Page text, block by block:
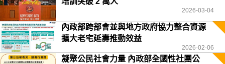
2026-03-04
內政部跨部會並與地方政府協力整合資源
擴大老宅延壽推動效益
2026-02-06
凝聚公民社會力量 內政部全國性社團公